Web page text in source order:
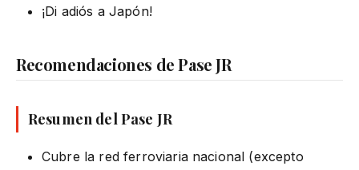
¡Di adiós a Japón!
Recomendaciones de Pase JR
Resumen del Pase JR
Cubre la red ferroviaria nacional (excepto